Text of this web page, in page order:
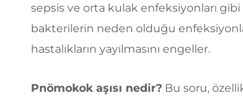
sepsis ve orta kulak enfeksiyonları gibi
bakterilerin neden olduğu
hastalıkların yayılmasını engeller.
Pnömokok aşısı nedir? Bu soru,